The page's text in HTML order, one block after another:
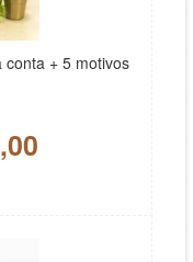
conta + 5 motivos